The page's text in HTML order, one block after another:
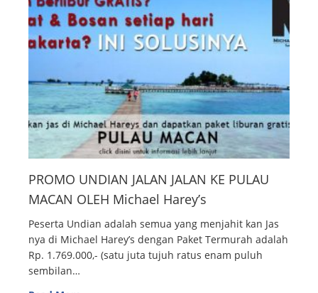
PROMO UNDIAN JALAN JALAN KE PULAU
MACAN OLEH Michael Harey’s
Peserta Undian adalah semua yang menjahit kan Jas
nya di Michael Harey’s dengan Paket Termurah adalah
Rp. 1.769.000,- (satu juta tujuh ratus enam puluh
sembilan…